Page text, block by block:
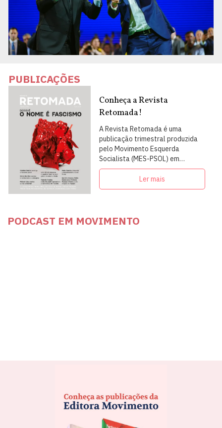
PUBLICAÇÕES
Conheça a Revista
Retomada!
A Revista Retomada é uma
publicação trimestral produzida
pelo Movimento Esquerda
Socialista (MES-PSOL) em
articulação com intelectuais,
militantes e artistas
Ler mais
PODCAST EM MOVIMENTO